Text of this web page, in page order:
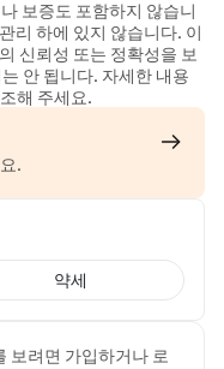
보증도 포함하지 않습니
리 하에 있지 않습니다. 이
신뢰성 또는 정확성을 보
안 됩니다. 자세한 내용
해 주세요.
.
약세
보려면 가입하거나 로